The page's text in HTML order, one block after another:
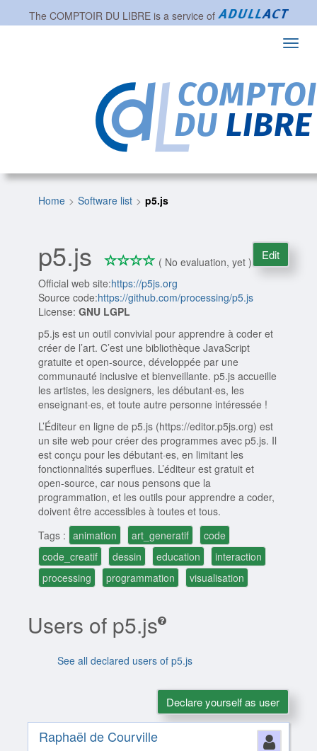
The COMPTOIR DU LIBREis a service of
Home Software list p5.js
p5.js *** *
0/4
( No evaluation, yet )
Official web site:https://p5js.org
Source code:https://github.com/processing/p5.js
License:GNU LGPL
p5.js est un outil convivial pour apprendre à coder et
créer de l’art. C’est une bibliothèque JavaScript
gratuite et open-source, développée par une
communauté inclusive et bienveillante. p5.js accueille
les artistes, les designers, les débutant·es, les
enseignant·es, et toute autre personne intéressée !
L’Éditeur en ligne de p5.js (https://editor.p5js.org) est
un site web pour créer des programmes avec p5.js. Il
est conçu pour les débutant·es, en limitant les
fonctionnalités superflues. L’éditeur est gratuit et
open-source, car nous pensons que la
programmation, et les outils pour apprendre a coder,
doivent être accessibles à toutes et tous.
Tags : animation art_generatif
code
code_creatif
dessin education
interaction
processing
programmation visualisation
Edit
Users of p5.js
See all declared users of p5.js
Declare yourself as user
Raphaël de Courville